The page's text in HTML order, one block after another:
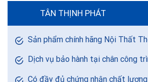
TÂN THỊNH PHÁT
Sản phẩm chính hãng Nội Thất
Dịch vụ bảo hành tại chân công
Có đầy đủ chứng nhận chất